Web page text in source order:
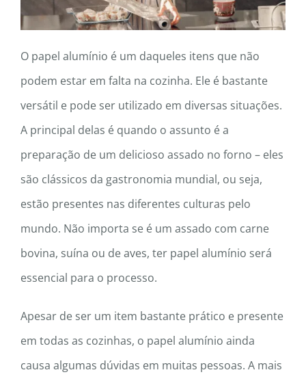
O papel alumínio é um daqueles itens que não
podem estar em falta na cozinha. Ele é bastante
versátil e pode ser utilizado em diversas situações.
A principal delas é quando o assunto é a
preparação de um delicioso assado no forno – eles
são clássicos da gastronomia mundial, ou seja,
estão presentes nas diferentes culturas pelo
mundo. Não importa se é um assado com carne
bovina, suína ou de aves, ter papel alumínio será
essencial para o processo.
Apesar de ser um item bastante prático e presente
em todas as cozinhas, o papel alumínio ainda
causa algumas dúvidas em muitas pessoas. A mais